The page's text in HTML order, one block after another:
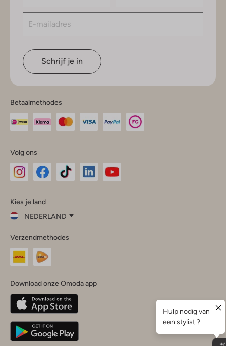
Schrijf je in
Betaalmethodes
Volg ons
InstagramFacebook
Kies je land
NEDERLAND
je
land
Nederland
Belgique(Français)
Deutschland
Verzendmethodes
Download onze Omoda app